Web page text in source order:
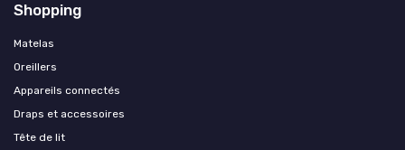
Shopping
Matelas
Oreillers
Appareils connectés
Draps et accessoires
Tête de lit